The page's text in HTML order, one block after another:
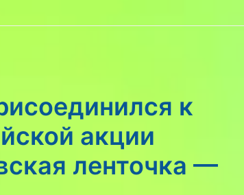
к
акции
ленточка —